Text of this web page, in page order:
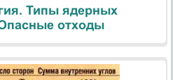
Типы ядерных
отходы